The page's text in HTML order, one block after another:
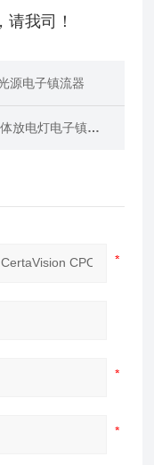
我司！
源电子镇流器
镇流器HID-CV 90W